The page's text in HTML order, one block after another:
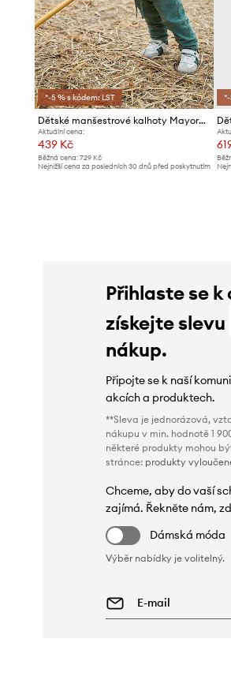
*-5 % s kódem: LST
Dětské manšestrové kalhoty Mayoral
Aktuální cena:
439 Kč
Běžná cena: 729 Kč
Nejnižší cena za posledních 30 dnů před poskytnutím
Přihlaste se
získejte slevu
nákup.
Připojte se k naší
akcích a produktech.
**Sleva je jednorázová,
nákupu v min. hodnotě 1
některé produkty mohou
stránce: produkty
Chceme, aby do vaší
zajímá. Řekněte nám,
Dámská móda
Výběr nabídky je volitelný.